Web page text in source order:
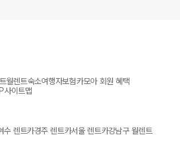
월렌트숙소여행자보험카모아 회원 혜택
사이트맵
수 렌트카경주 렌트카서울 렌트카강남구 월렌트